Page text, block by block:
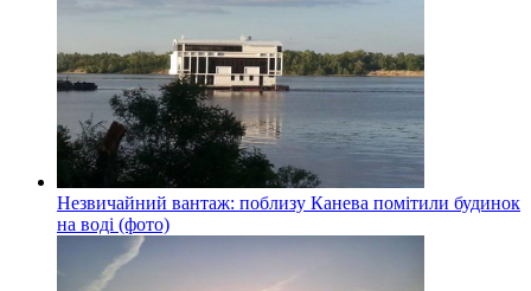
Незвичайний вантаж: поблизу Канева помітили будинок
на воді (фото)